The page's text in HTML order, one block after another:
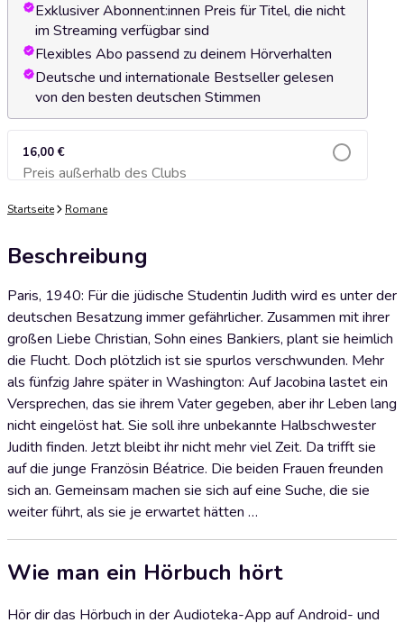
Exklusiver Abonnent:innen Preis für Titel, die nicht
im Streaming verfügbar sind
Flexibles Abo passend zu deinem Hörverhalten
Deutsche und internationale Bestseller gelesen
von den besten deutschen Stimmen
16,00 €
Preis außerhalb des ClubsZum Warenkorb hinzufügen
Startseite Romane
Beschreibung
Paris, 1940: Für die jüdische Studentin Judith wird es unter der
deutschen Besatzung immer gefährlicher. Zusammen mit ihrer
großen Liebe Christian, Sohn eines Bankiers, plant sie heimlich
die Flucht. Doch plötzlich ist sie spurlos verschwunden. Mehr
als fünfzig Jahre später in Washington: Auf Jacobina lastet ein
Versprechen, das sie ihrem Vater gegeben, aber ihr Leben lang
nicht eingelöst hat. Sie soll ihre unbekannte Halbschwester
Judith finden. Jetzt bleibt ihr nicht mehr viel Zeit. Da trifft sie
auf die junge Französin Béatrice. Die beiden Frauen freunden
sich an. Gemeinsam machen sie sich auf eine Suche, die sie
weiter führt, als sie je erwartet hätten …
Wie man ein Hörbuch hört
Hör dir das Hörbuch in der Audioteka-App auf Android- und